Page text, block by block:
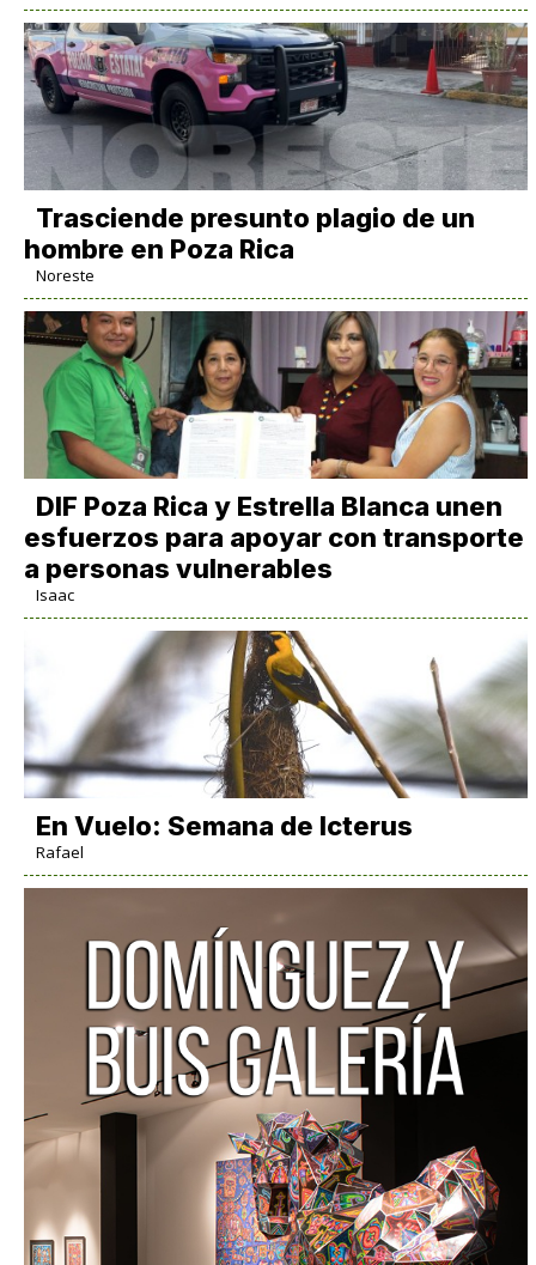
Trasciende presunto plagio de un
hombre en Poza Rica
Noreste
DIF Poza Rica y Estrella Blanca unen
esfuerzos para apoyar con transporte
a personas vulnerables
Isaac
En Vuelo: Semana de Icterus
Rafael